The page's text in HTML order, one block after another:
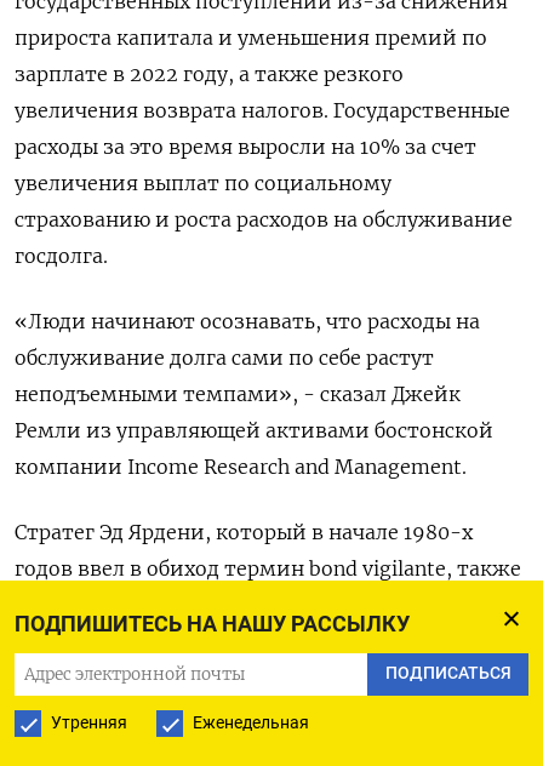
ПОДПИШИТЕСЬ НА НАШУ РАССЫЛКУ
ПОДПИСАТЬСЯ
Утренняя Еженедельная
прироста капитала и уменьшения премий по
зарплате в 2022 году, а также резкого
увеличения возврата налогов. Государственные
расходы за это время выросли на 10% за счет
увеличения выплат по социальному
страхованию и роста расходов на обслуживание
госдолга.
«Люди начинают осознавать, что расходы на
обслуживание долга сами по себе растут
неподъемными темпами», - сказал Джейк
Ремли из управляющей активами бостонской
компании Income Research and Management.
Стратег Эд Ярдени, который в начале 1980-х
годов ввел в обиход термин bond vigilante, также
«Бойцы - охотники за головами бросают вызов
политике (министра финансов Джанет) Йеллен,
повышая доходность облигаций до уровня,